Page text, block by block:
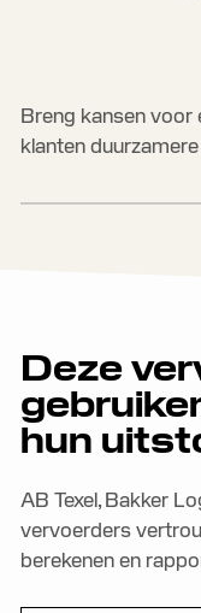
Breng kansen voor
klanten
Deze
hun
AB Texel, Bakker
vervoerders
berekenen en